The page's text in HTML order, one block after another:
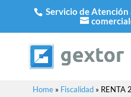
Servicio de Atención
Home» Fiscalidad» RENTA